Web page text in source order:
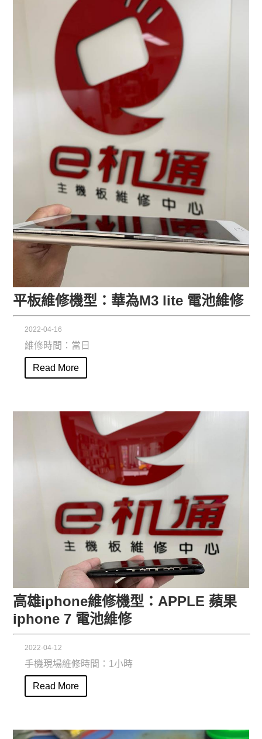
平板維修機型：華為M3 lite 電池維修
2022-04-16
維修時間：當日
Read More
高雄iphone維修機型：APPLE 蘋果
iphone 7 電池維修
2022-04-12
手機現場維修時間：1小時
Read More